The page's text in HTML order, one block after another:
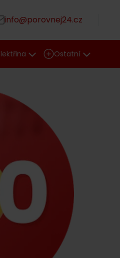
info@porovnej24.cz
Ostatní